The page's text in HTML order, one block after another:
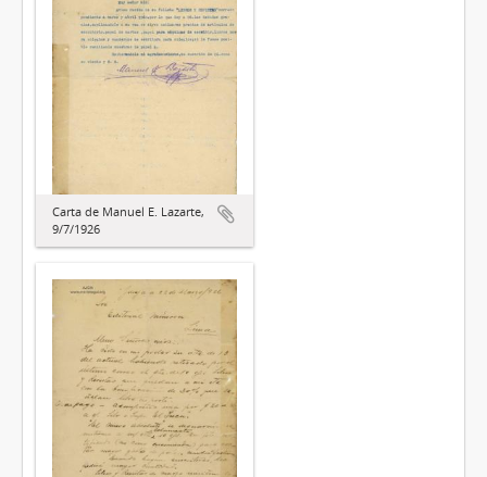
Carta de Manuel E. Lazarte,
9/7/1926